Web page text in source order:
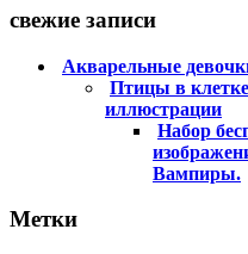
свежие записи
Акварельные
Птицы в
иллюстрации
Набор
Вампиры.
Метки